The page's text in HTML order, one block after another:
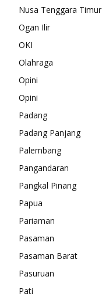
Nusa Tenggara Timur
Ogan Ilir
OKI
Olahraga
Opini
Opini
Padang
Padang Panjang
Palembang
Pangandaran
Pangkal Pinang
Papua
Pariaman
Pasaman
Pasaman Barat
Pasuruan
Pati